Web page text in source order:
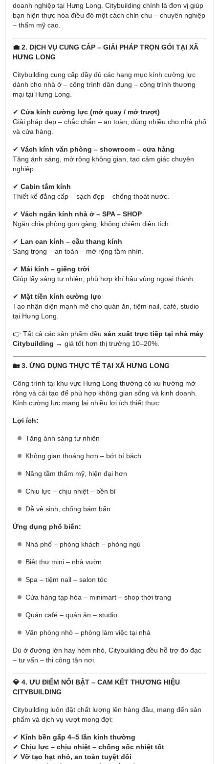
doanh nghiệp tại Hưng Long. Citybuilding chính là đơn vị giúp
bạn hiện thực hóa điều đó một cách chỉn chu – chuyên nghiệp
– thẩm mỹ cao.
💼 2. DỊCH VỤ CUNG CẤP – GIẢI PHÁP TRỌN GÓI TẠI XÃ
HƯNG LONG
Citybuilding cung cấp đầy đủ các hạng mục kính cường lực
dành cho nhà ở – công trình dân dụng – công trình thương
mại tại Hưng Long.
✔ Cửa kính cường lực (mở quay / mở trượt)
Giải pháp đẹp – chắc chắn – an toàn, dùng nhiều cho nhà phố
và cửa hàng.
✔ Vách kính văn phòng – showroom – cửa hàng
Tăng ánh sáng, mở rộng không gian, tạo cảm giác chuyên
nghiệp.
✔ Cabin tắm kính
Thiết kế đẳng cấp – sạch đẹp – chống thoát nước.
✔ Vách ngăn kính nhà ở – SPA – SHOP
Ngăn chia phòng gọn gàng, không chiếm diện tích.
✔ Lan can kính – cầu thang kính
Sang trọng – an toàn – mở rộng tầm nhìn.
✔ Mái kính – giếng trời
Giúp lấy sáng tự nhiên, phù hợp khí hậu vùng ngoại thành.
✔ Mặt tiền kính cường lực
Tạo nhận diện mạnh mẽ cho quán ăn, tiệm nail, café, studio
tại Hưng Long.
👉 Tất cả các sản phẩm đều sản xuất trực tiếp tại nhà máy
Citybuilding → giá tốt hơn thị trường 10–20%.
🏡 3. ỨNG DỤNG THỰC TẾ TẠI XÃ HƯNG LONG
Công trình tại khu vực Hưng Long thường có xu hướng mở
rộng và cải tạo để phù hợp không gian sống và kinh doanh.
Kính cường lực mang lại nhiều lợi ích thiết thực:
Lợi ích:
Tăng ánh sáng tự nhiên
Không gian thoáng hơn – bớt bí bách
Nâng tầm thẩm mỹ, hiện đại hơn
Chịu lực – chịu nhiệt – bền bỉ
Dễ vệ sinh, chống bám bẩn
Ứng dụng phổ biến:
Nhà phố – phòng khách – phòng ngủ
Biệt thự mini – nhà vườn
Spa – tiệm nail – salon tóc
Cửa hàng tạp hóa – minimart – shop thời trang
Quán café – quán ăn – studio
Văn phòng nhỏ – phòng làm việc tại nhà
Dù ở đường lớn hay hẻm nhỏ, Citybuilding đều hỗ trợ đo đạc
– tư vấn – thi công tận nơi.
💎 4. ƯU ĐIỂM NỔI BẬT – CAM KẾT THƯƠNG HIỆU
CITYBUILDING
Citybuilding luôn đặt chất lượng lên hàng đầu, mang đến sản
phẩm và dịch vụ vượt mong đợi:
✔ Kính bền gấp 4–5 lần kính thường
✔ Chịu lực – chịu nhiệt – chống sốc nhiệt tốt
✔ Vỡ tạo hạt nhỏ, an toàn tuyệt đối